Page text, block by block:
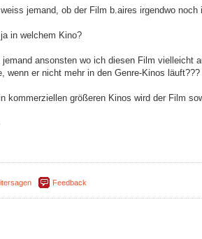
jemand, ob der Film b.aires irgendwo noch
in welchem Kino?
jemand ansonsten wo ich diesen Film vielleicht
wenn er nicht mehr in den Genre-Kinos läuft???
kommerziellen größeren Kinos wird der Film
Feedback